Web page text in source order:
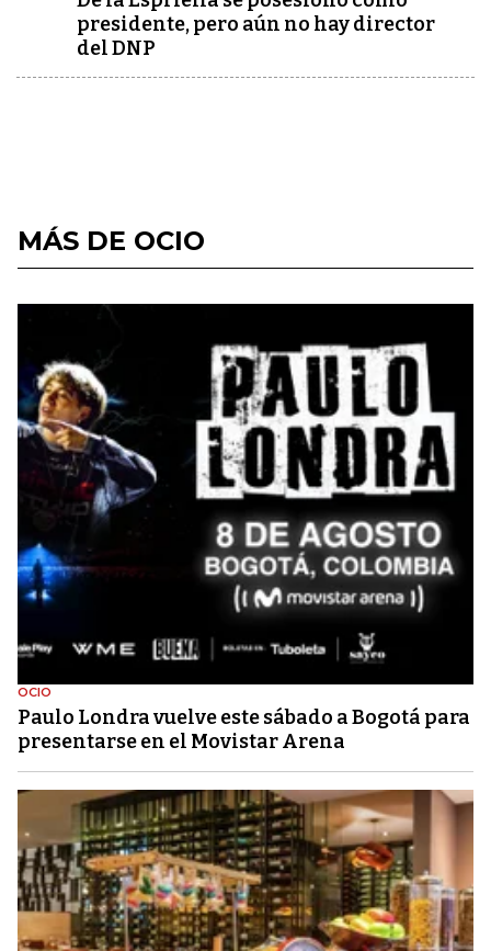
presidente, pero aún no hay director
del DNP
MÁS DE OCIO
OCIO
Paulo Londra vuelve este sábado a Bogotá para
presentarse en el Movistar Arena